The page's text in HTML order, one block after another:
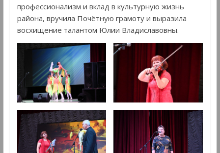
профессионализм и вклад в культурную жизнь
района, вручила Почётную грамоту и выразила
восхищение талантом Юлии Владиславовны.